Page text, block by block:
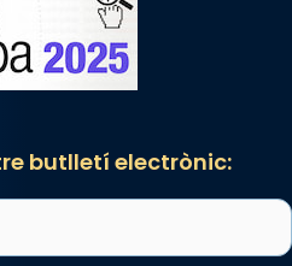
butlletí electrònic: